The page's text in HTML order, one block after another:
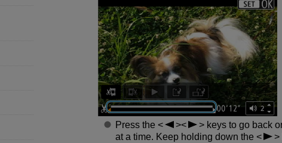
Press the
keys to go back
at a time. Keep holding down the